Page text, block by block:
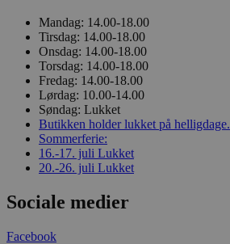
Mandag: 14.00-18.00
Tirsdag: 14.00-18.00
Onsdag: 14.00-18.00
Torsdag: 14.00-18.00
Fredag: 14.00-18.00
Lørdag: 10.00-14.00
Søndag: Lukket
Butikken holder lukket på helligdage.
Sommerferie:
16.-17. juli Lukket
20.-26. juli Lukket
Sociale medier
Facebook